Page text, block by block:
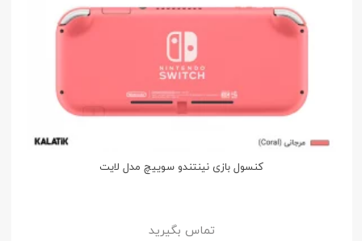
کنسول بازی نینتندو سوییچ مدل لایت
تماس بگیرید